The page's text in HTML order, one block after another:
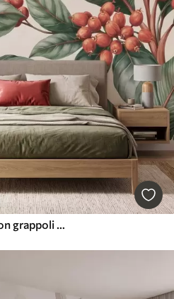
Foglie di banano tropicali con grappoli di bacche di caffè rosse, in stile acquerello